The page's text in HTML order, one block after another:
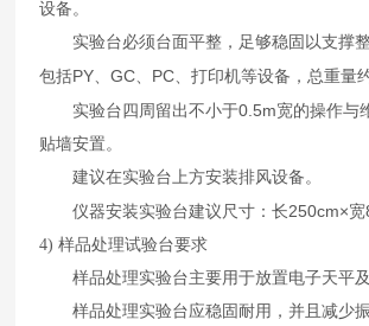
设备。
实验台必须台面平整，足够稳固以支撑
包括PY 、GC PC 、打印机等设备，总重量
实验台四周留出不小于0.5m宽的操作与
贴墙安置。
建议在实验台上方安装排风设备。
仪器安装实验台建议尺寸：长250cm×宽
4)样品处理试验台要求
样品处理实验台主要用于放置电子天平
样品处理实验台应稳固耐用，并且减少